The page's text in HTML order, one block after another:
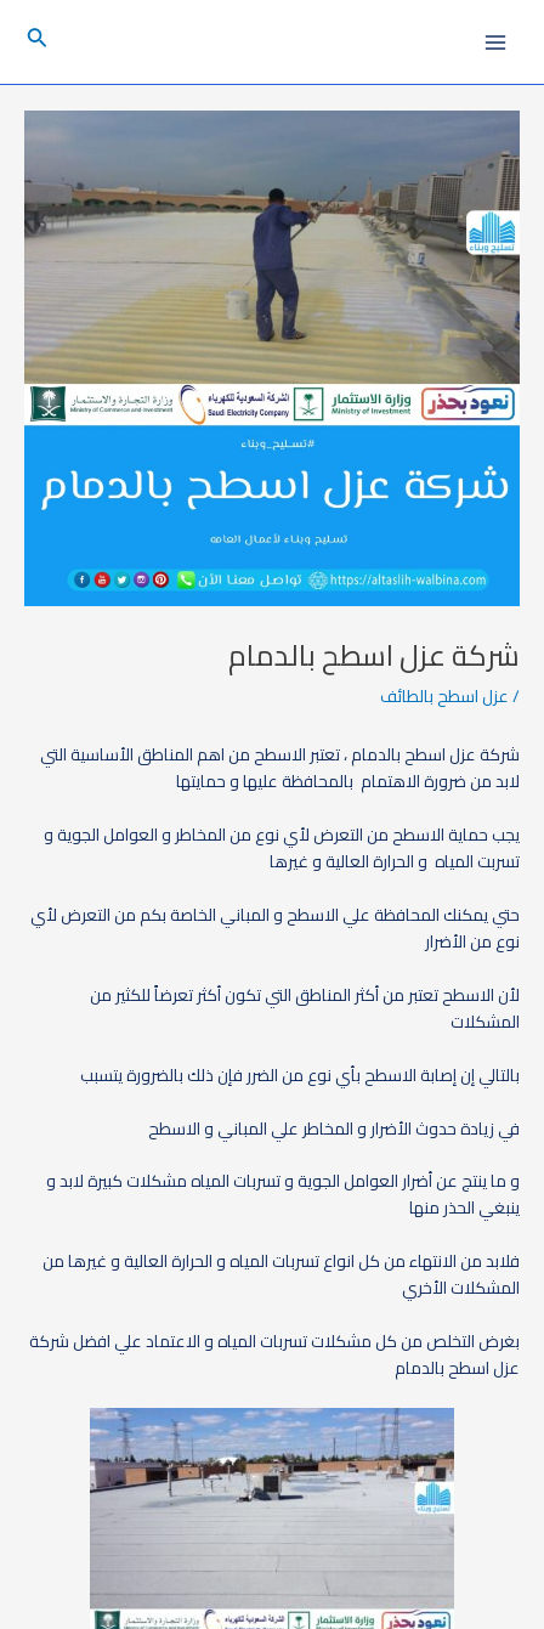
البحث
شركة عزل اسطح بالدمام
/عزل اسطح بالطائف
شركة عزل اسطح بالدمام ، تعتبر الاسطح من اهم المناطق الأساسية التي
لابد من ضرورة الاهتمام بالمحافظة عليها و حمايتها
يجب حماية الاسطح من التعرض لأي نوع من المخاطر و العوامل الجوية و
تسربت المياه و الحرارة العالية و غيرها
حتي يمكنك المحافظة علي الاسطح و المباني الخاصة بكم من التعرض لأي
نوع من الأضرار
لأن الاسطح تعتبر من أكثر المناطق التي تكون أكثر تعرضاً للكثير من
المشكلات
بالتالي إن إصابة الاسطح بأي نوع من الضرر فإن ذلك بالضرورة يتسبب
في زيادة حدوث الأضرار و المخاطر علي المباني و الاسطح
و ما ينتج عن أضرار العوامل الجوية و تسربات المياه مشكلات كبيرة لابد و
ينبغي الحذر منها
فلابد من الانتهاء من كل انواع تسربات المياه و الحرارة العالية و غيرها من
المشكلات الأخري
بغرض التخلص من كل مشكلات تسربات المياه و الاعتماد علي افضل شركة
عزل اسطح بالدمام
navigation